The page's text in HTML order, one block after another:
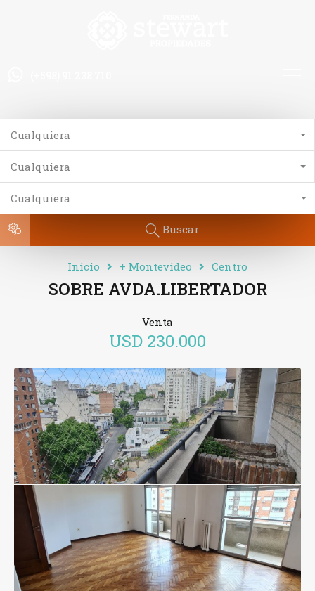
Cualquiera
Cualquiera
Cualquiera
Buscar
Inicio + Montevideo Centro
SOBRE AVDA.LIBERTADOR
Venta
USD 230.000